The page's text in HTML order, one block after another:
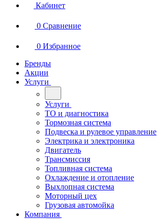
Кабинет
0 Сравнение
0 Избранное
Бренды
Акции
Услуги
Услуги
ТО и диагностика
Тормозная система
Подвеска и рулевое управление
Электрика и электроника
Двигатель
Трансмиссия
Топливная система
Охлаждение и отопление
Выхлопная система
Моторный цех
Грузовая автомойка
Компания